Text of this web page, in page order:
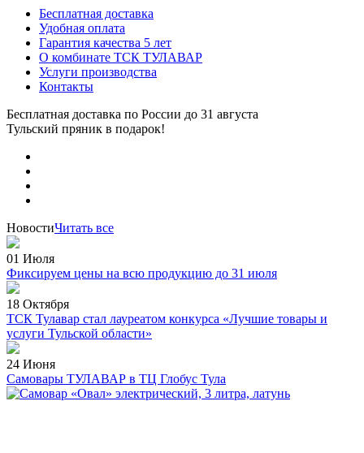
Бесплатная доставка
Удобная оплата
Гарантия качества 5 лет
О комбинате ТСК ТУЛАВАР
Услуги производства
Контакты
Бесплатная доставка по России до 31 августа
Тульский пряник в подарок!
НовостиЧитать все
01 Июля
Фиксируем цены на всю продукцию до 31 июля
18 Октября
ТСК Тулавар стал лауреатом конкурса «Лучшие товары и
услуги Тульской области»
24 Июня
Самовары ТУЛАВАР в ТЦ Глобус Тула